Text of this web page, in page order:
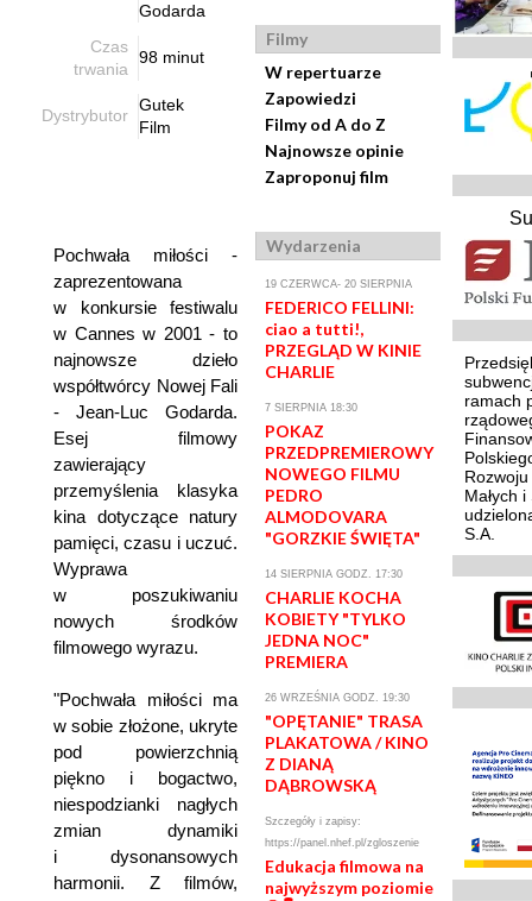
Godarda
Czas
trwania
98 minut
Dystrybutor
Gutek
Film
Pochwała miłości -
zaprezentowana
w konkursie festiwalu
w Cannes w 2001 - to
najnowsze dzieło
współtwórcy Nowej Fali
- Jean-Luc Godarda.
Esej filmowy
zawierający
przemyślenia klasyka
kina dotyczące natury
pamięci, czasu i uczuć.
Wyprawa
w poszukiwaniu
nowych środków
filmowego wyrazu.
"Pochwała miłości ma
w sobie złożone, ukryte
pod powierzchnią
piękno i bogactwo,
niespodzianki nagłych
zmian dynamiki
i dysonansowych
harmonii. Z filmów,
Filmy
W repertuarze
Zapowiedzi
Filmy od A do Z
Najnowsze opinie
Zaproponuj film
Wydarzenia
19 CZERWCA- 20 SIERPNIA
FEDERICO FELLINI:
ciao a tutti!,
PRZEGLĄD W KINIE
CHARLIE
7 SIERPNIA 18:30
POKAZ
PRZEDPREMIEROWY
NOWEGO FILMU
PEDRO
ALMODOVARA
"GORZKIE ŚWIĘTA"
14 SIERPNIA GODZ. 17:30
CHARLIE KOCHA
KOBIETY "TYLKO
JEDNA NOC"
PREMIERA
26 WRZEŚNIA GODZ. 19:30
"OPĘTANIE" TRASA
PLAKATOWA / KINO
Z DIANĄ
DĄBROWSKĄ
Szczegóły i zapisy:
https://panel.nhef.pl/zgloszenie
Edukacja filmowa na
najwyższym poziomie
ramach
Małych
S.A.